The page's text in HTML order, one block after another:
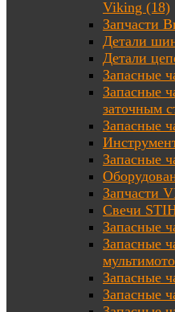
Viking (18)
Запчасти
Детали
Детали
Запасные
Запасные
заточным
Запасные
Запасные
Запчасти
Свечи
Запасные
Запасные
Запасные
Запасные